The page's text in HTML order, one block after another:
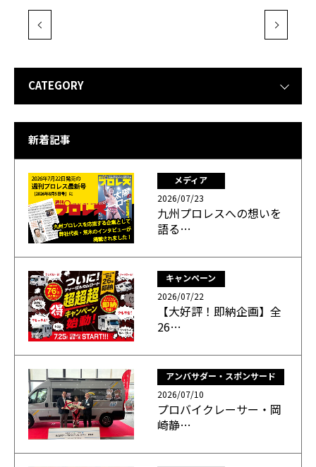
CATEGORY
新着記事
メディア
2026/07/23
九州プロレスへの想いを
語る…
キャンペーン
2026/07/22
【大好評！即納企画】全
26…
アンバサダー・スポンサード
2026/07/10
プロバイクレーサー・岡
崎静…